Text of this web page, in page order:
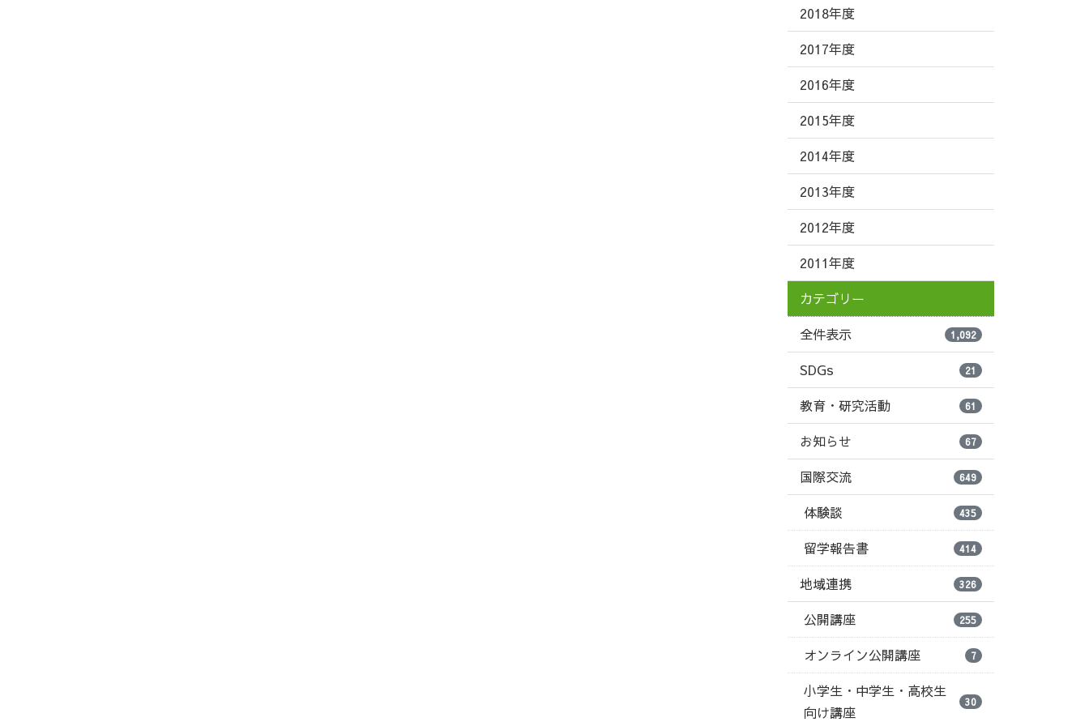
2018年度
2017年度
2016年度
2015年度
2014年度
2013年度
2012年度
2011年度
カテゴリー
全件表示
1,092
SDGs 21
教育・研究活動 61
お知らせ 67
国際交流 649
体験談 435
留学報告書 414
地域連携 326
公開講座 255
オンライン公開講座 7
小学生・中学生・高校生
向け講座
30